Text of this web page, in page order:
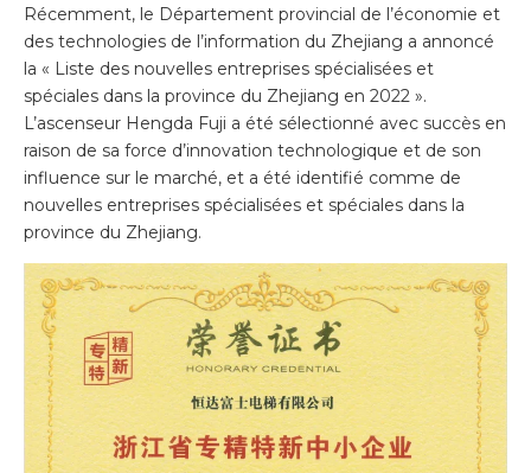
Récemment, le Département provincial de l’économie et
des technologies de l’information du Zhejiang a annoncé
la « Liste des nouvelles entreprises spécialisées et
spéciales dans la province du Zhejiang en 2022 ».
L’ascenseur Hengda Fuji a été sélectionné avec succès en
raison de sa force d’innovation technologique et de son
influence sur le marché, et a été identifié comme de
nouvelles entreprises spécialisées et spéciales dans la
province du Zhejiang.